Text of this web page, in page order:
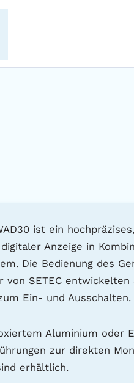
ist ein
Anzeige in
Die Bedienung des
von SETEC
Ein- und Ausschalten.
Aluminium oder
zur direkten
erhältlich.